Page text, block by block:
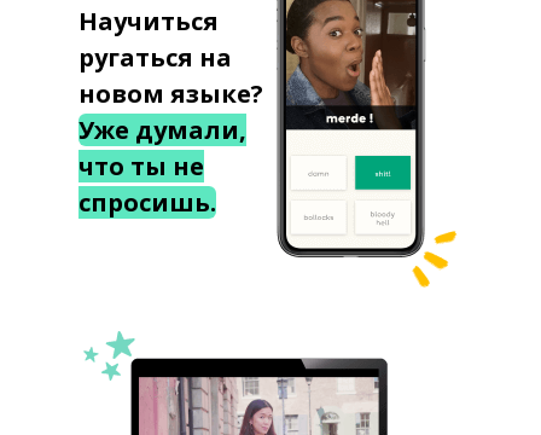
Научиться
ругаться на
новом языке?
Уже думали,
что ты не
спросишь.